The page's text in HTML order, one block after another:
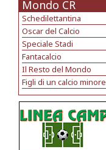
Mondo CR
Schedilettantina
Oscar del Calcio
Speciale Stadi
Fantacalcio
Il Resto del Mondo
Figli di un calcio minore